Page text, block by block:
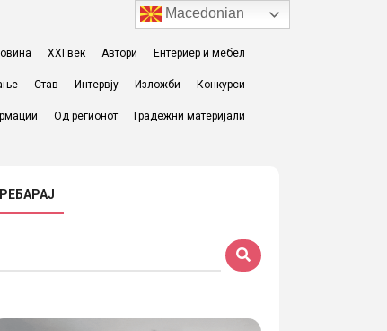
XXI век Автори Ентериер и мебел
Став Интервју Изложби Конкурси
Од регионот Градежни материјали
Macedonian